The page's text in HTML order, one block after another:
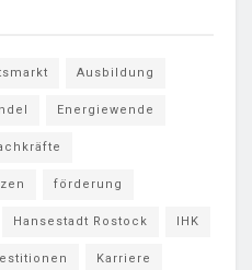
Ausbildung
Energiewende
förderung
Hansestadt Rostock IHK
Karriere